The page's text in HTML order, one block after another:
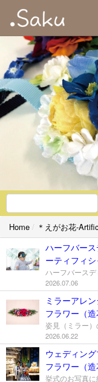
＊初めての方へ
＊アーティフィシャル
＊dotSakuデザインメ
＊えがお花-Artificial
＊てのり花-Artificial
＊いぬブーケ＆ねこブ
＊お花レポート
Home / ＊えがお花-
ハーフバー
ーティフィ
2026.07.06
ミラーアレ
フラワー（造
2026.06.22
ウェディン
フラワー（造